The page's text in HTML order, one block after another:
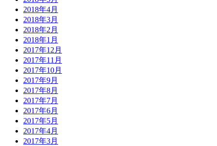
2018年4月
2018年3月
2018年2月
2018年1月
2017年12月
2017年11月
2017年10月
2017年9月
2017年8月
2017年7月
2017年6月
2017年5月
2017年4月
2017年3月